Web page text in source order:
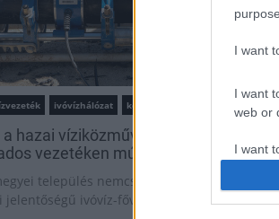
I want
I want
web or
I want
I want
ivóvízhálózat közműfejlesztés
hazai víziközművekről? Egyetlen, fél
vezetéken múlt Bicske vízellátása
település nemcsak egy elöregedett,
jelentőségű ivóvíz-fővezetéket cserél le.